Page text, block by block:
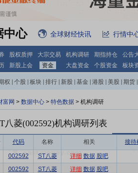
中心 全球财经快讯 行情中
股权质押 大宗交易 机构调研 期指持仓
公告
新股上会 资金 大盘资金 个股资金 板块
权 个股 板块 排行 新股 基金 港股 美股 期货
富网 > 数据中心 > 特色数据 > 机构调研
八菱(002592)机构调研列表
代码 名称 相关 接待
002592 ST八菱 详细 数据 股吧
002592 ST八菱 详细 数据 股吧